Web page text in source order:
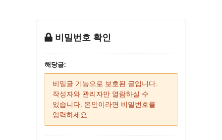
비밀번호 확인
해당글:
비밀글 기능으로 보호된 글입니다.
작성자와 관리자만 열람하실 수
있습니다. 본인이라면 비밀번호를
입력하세요.